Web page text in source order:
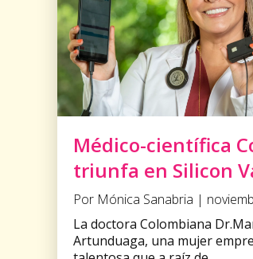
Médico-científica
triunfa en Silicon
Por Mónica Sanabria |
La doctora Colombiana
Artunduaga, una mujer